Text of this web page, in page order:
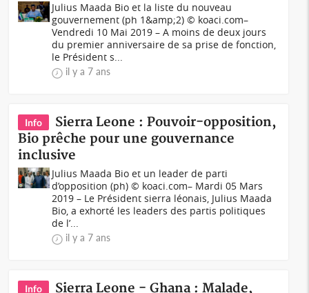
Julius Maada Bio et la liste du nouveau
gouvernement (ph 1&amp;2) © koaci.com–
Vendredi 10 Mai 2019 – A moins de deux jours
du premier anniversaire de sa prise de fonction,
le Président s...
il y a 7 ans
Info
Sierra Leone : Pouvoir-opposition,
Bio prêche pour une gouvernance
inclusive
Julius Maada Bio et un leader de parti
d’opposition (ph) © koaci.com– Mardi 05 Mars
2019 – Le Président sierra léonais, Julius Maada
Bio, a exhorté les leaders des partis politiques
de l’...
il y a 7 ans
Info
Sierra Leone - Ghana : Malade,